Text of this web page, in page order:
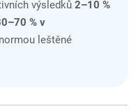
výsledků 2–10 %
% v
leštěné